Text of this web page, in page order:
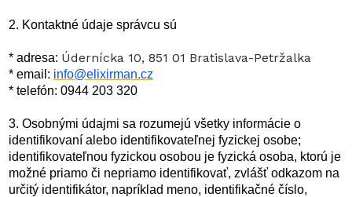
2. Kontaktné údaje správcu sú
* adresa: Údernícka 10, 851 01 Bratislava-Petržalka
* email: info@elixirman.cz
* telefón: 0944 203 320
3. Osobnými údajmi sa rozumejú všetky informácie o
identifikovaní alebo identifikovateľnej fyzickej osobe;
identifikovateľnou fyzickou osobou je fyzická osoba, ktorú je
možné priamo či nepriamo identifikovať, zvlášť odkazom na
určitý identifikátor, napríklad meno, identifikačné číslo,